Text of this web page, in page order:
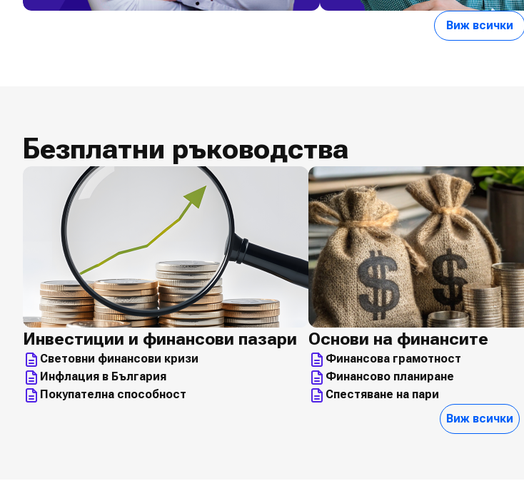
Симеон Петков
Виж всички
Безплатни ръководства
Инвестиции и финансови пазари
Световни финансови кризи
Инфлация в България
Покупателна способност
Основи на финансите
Финансова грамотност
Финансово планиране
Спестяване на пари
Виж всички